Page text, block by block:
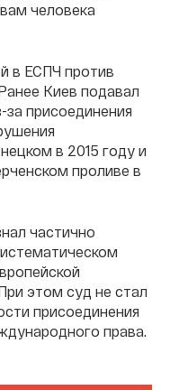
человека
в ЕСПЧ против
Киев подавал
за присоединения
в 2015 году и
проливе в
частично
этом суд не стал
присоединения
права.